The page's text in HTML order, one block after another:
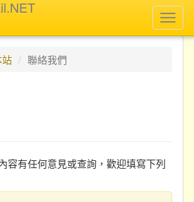
聯絡我們
容有任何意見或查詢，歡迎填寫下列